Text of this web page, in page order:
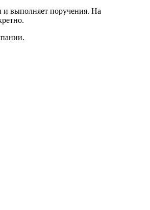
и выполняет поручения. На